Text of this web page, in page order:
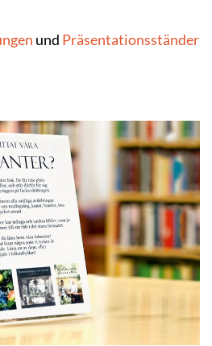
und Präsentationsständer